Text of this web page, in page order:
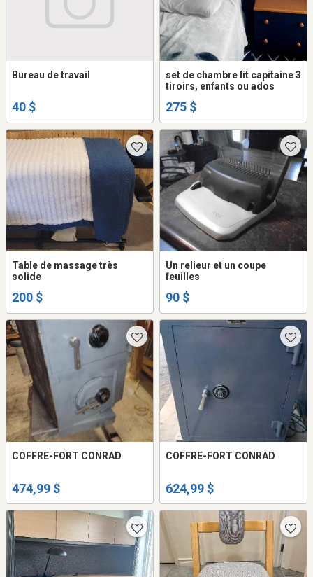
Bureau de travail
40 $
set de chambre lit capitaine 3
tiroirs, enfants ou ados
275 $
Table de massage très
solide
200 $
Un relieur et un coupe
feuilles
90 $
COFFRE-FORT CONRAD
474,99 $
COFFRE-FORT CONRAD
624,99 $